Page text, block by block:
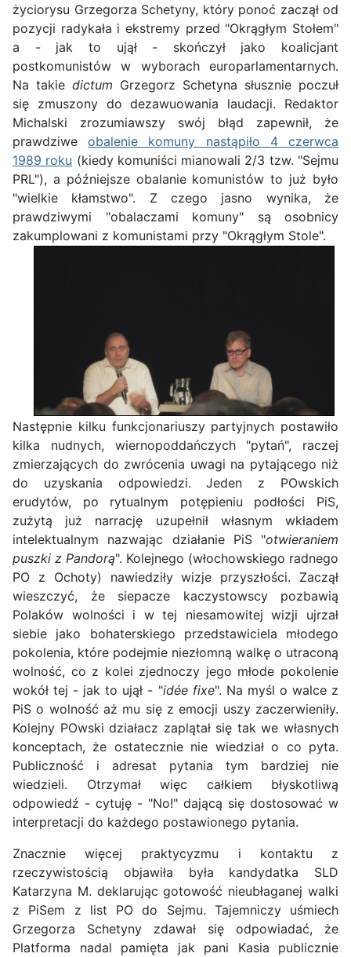
życiorysu Grzegorza Schetyny, który ponoć zaczął od
pozycji radykała i ekstremy przed "Okrągłym Stołem"
a - jak to ujął - skończył jako koalicjant
postkomunistów w wyborach europarlamentarnych.
Na takie dictum Grzegorz Schetyna słusznie poczuł
się zmuszony do dezawuowania laudacji. Redaktor
Michalski zrozumiawszy swój błąd zapewnił, że
prawdziweobalenie komuny nastąpiło 4 czerwca
1989 roku (kiedy komuniści mianowali 2/3 tzw. "Sejmu
PRL"), a późniejsze obalanie komunistów to już było
"wielkie kłamstwo". Z czego jasno wynika, że
prawdziwymi "obalaczami komuny" są osobnicy
zakumplowani z komunistami przy "Okrągłym Stole".
Następnie kilku funkcjonariuszy partyjnych postawiło
kilka nudnych, wiernopoddańczych "pytań", raczej
zmierzających do zwrócenia uwagi na pytającego niż
do uzyskania odpowiedzi. Jeden z POwskich
erudytów, po rytualnym potępieniu podłości PiS,
zużytą już narrację uzupełnił własnym wkładem
intelektualnym nazwając działanie PiS "otwieraniem
puszki z Pandorą". Kolejnego (włochowskiego radnego
PO z Ochoty) nawiedziły wizje przyszłości. Zaczął
wieszczyć, że siepacze kaczystowscy pozbawią
Polaków wolności i w tej niesamowitej wizji ujrzał
siebie jako bohaterskiego przedstawiciela młodego
pokolenia, które podejmie niezłomną walkę o utraconą
wolność, co z kolei zjednoczy jego młode pokolenie
wokół tej - jak to ujął - "idée fixe". Na myśl o walce z
PiS o wolność aż mu się z emocji uszy zaczerwieniły.
Kolejny POwski działacz zaplątał się tak we własnych
konceptach, że ostatecznie nie wiedział o co pyta.
Publiczność i adresat pytania tym bardziej nie
wiedzieli. Otrzymał więc całkiem błyskotliwą
odpowiedź - cytuję - "No!" dającą się dostosować w
interpretacji do każdego postawionego pytania.
Znacznie więcej praktycyzmu i kontaktu z
rzeczywistością objawiła była kandydatka SLD
Katarzyna M. deklarując gotowość nieubłaganej walki
z PiSem z list PO do Sejmu. Tajemniczy uśmiech
Grzegorza Schetyny zdawał się odpowiadać, że
Platforma nadal pamięta jak pani Kasia publicznie